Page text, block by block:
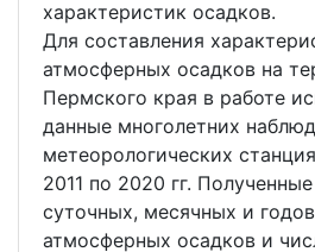
характеристик осадков.
Для составления
атмосферных осадков на
Пермского края в работе
данные многолетних
метеорологических
2011 по 2020 гг.
суточных, месячных и
атмосферных осадков и